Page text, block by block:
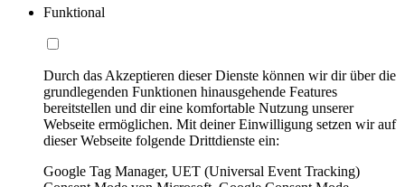
Funktional
Durch das Akzeptieren dieser Dienste können wir dir über die
grundlegenden Funktionen hinausgehende Features
bereitstellen und dir eine komfortable Nutzung unserer
Webseite ermöglichen. Mit deiner Einwilligung setzen wir auf
dieser Webseite folgende Drittdienste ein:
Google Tag Manager, UET (Universal Event Tracking)